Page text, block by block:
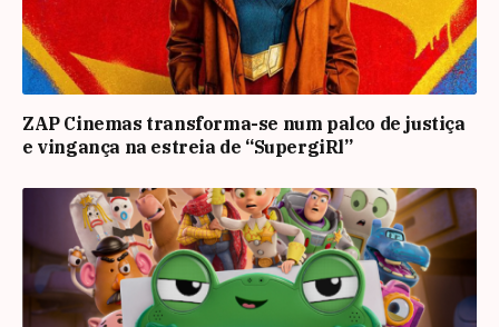
ZAP Cinemas transforma-se num palco de justiça
e vingança na estreia de “SupergiRl”